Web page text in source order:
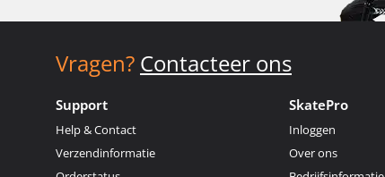
Vragen? Contacteer ons
Support
Help & Contact
Verzendinformatie
SkatePro
Inloggen
Over ons